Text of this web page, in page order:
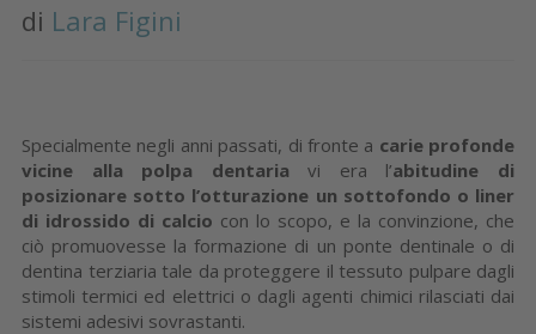
di Lara Figini
Specialmente negli anni passati, di fronte a carie profonde
vicine alla polpa dentaria vi era l’abitudine di
posizionare sotto l’otturazione un sottofondo o liner
di idrossido di calcio con lo scopo, e la convinzione, che
ciò promuovesse la formazione di un ponte dentinale o di
dentina terziaria tale da proteggere il tessuto pulpare dagli
stimoli termici ed elettrici o dagli agenti chimici rilasciati dai
sistemi adesivi sovrastanti.